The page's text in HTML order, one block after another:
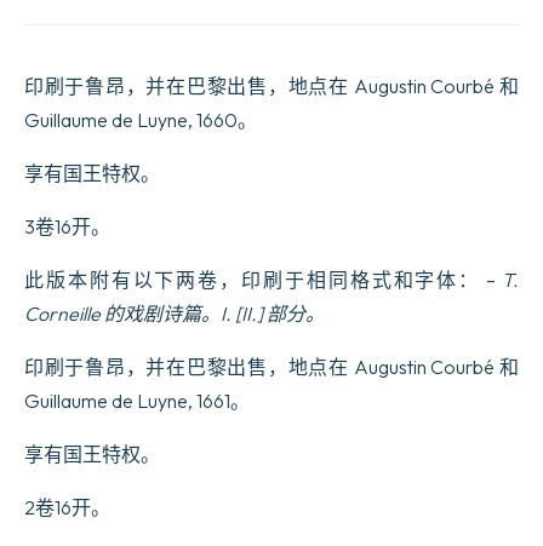
corrigé
par
l’Autheur.
[II.
III.]
partie.
量
印刷于鲁昂，并在巴黎出售，地点在 Augustin Courbé 和
Guillaume de Luyne, 1660。
享有国王特权。
3卷16开。
此版本附有以下两卷，印刷于相同格式和字体： – T.
Corneille 的戏剧诗篇。I. [II.] 部分。
印刷于鲁昂，并在巴黎出售，地点在 Augustin Courbé 和
Guillaume de Luyne, 1661。
享有国王特权。
2卷16开。